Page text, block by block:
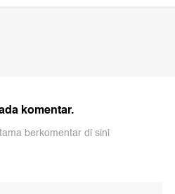
komentar.
berkomentar di sini